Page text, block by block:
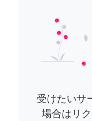
受けたいサ
場合はリ